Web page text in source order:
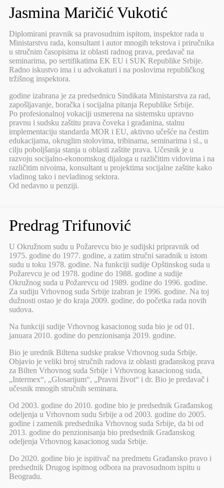
Jasmina Maričić Vukotić
Diplomirani pravnik sa pravosudnim ispitom, inspektor rada u
Ministarstvu rada, konsultant i autor mnogih tekstova i priručnika
u stručnim časopisima iz oblasti radnog prava, predavač na
seminarima, po sertifikatima EK EU i SUK Republike Srbije.
Radno iskustvo ima i u advokaturi i na poslovima republičkog
tržišnog inspektora.
godine izabrana je za predsednicu Sindikata Ministarstva za rad,
zapošljavanje, boračka i socijalna pitanja Republike Srbije.
Po profesionalnoj vokaciji usmerena na sistemsku upravno
pravnu i sudsku zaštitu prava čoveka i građanina, stalnu
implementaciju standarda MOR i EU, aktivno učešće na čestim
edukacijama, okruglim stolovima, tribinama, seminarima i sl., u
cilju poboljšanja stanja u oblasti zaštite prava. Učesnik je u
razvoju socijalno-ekonomskog dijaloga u različitim vidovima i na
različitim nivoima, konsultant u projektima socijalne zaštite kako
vladinog tako i nevladinog sektora.
Od nedavno u penziji.
Predrag Trifunović
U Okružnom sudu u Požarevcu bio je sudijski pripravnik od
1975. godine do 1977. godine, a zatim stručni saradnik u istom
sudu u toku 1978. godine. Na funkciji sudije Opštinskog suda u
Požarevcu je od 1978. godine do 1988. godine a sudije
Okružnog suda u Požarevcu od 1989. godine do 1996. godine.
Za sudiju Vrhovnog suda Srbije izabran je 1996. godine. Na toj
dužnosti ostao je do kraja 2009. godine, do početka rada novih
sudova.
Na funkciji sudije Vrhovnog kasacionog suda bio je od 01.
januara 2010. godine do penzionisanja 2019. godine.
Bio je urednik Biltena sudske prakse Vrhovnog suda Srbije.
Objavio je veliki broj stručnih radova iz oblasti građanskog prava
za Bilten Vrhovnog suda Srbije i Vrhovnog kasacionog suda,
„Intermex“, „Glosarijum“, „Pravni život“ i dr. Bio je predavač i
učesnik mnogih stručnih seminara.
Od 2003. godine do 2010. godine bio je predsednik Građanskog
odeljenja u Vrhovnom sudu Srbije a od 2003. godine do 2005.
godine i zamenik predsednika Vrhovnog suda Srbije, da bi od
2013. godine do penzionisanja bio predsednik Građanskog
odeljenja Vrhovnog kasacionog suda Srbije.
Do 2020. godine bio je ispitivač na predmetu Građansko pravo i
predsednik Drugog ispitnog odbora na pravosudnom ispitu u
Beogradu.